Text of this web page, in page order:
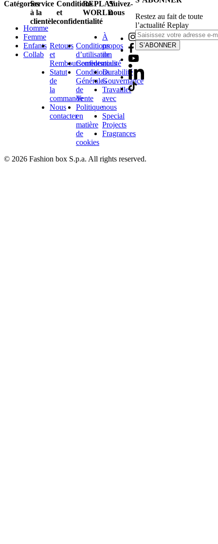
Catégories
Homme
Femme
Enfants
Collab
Service
à la
clientèle
Retours
et
Remboursements
Statut
de
la
commande
Nous
contacter
Conditions
et
confidentialité
Conditions
d’utilisation
Confidentialité
Conditions
Générales
de
Vente
Politique
en
matière
de
cookies
REPLAY
WORLD
À
propos
de
nous
Durabilité
Gouvernance
Travailler
avec
nous
Special
Projects
Fragrances
Suivez-
nous
Restez au fait de toute
l’actualité Replay
S’ABONNER
© 2026 Fashion box S.p.a. All rights reserved.